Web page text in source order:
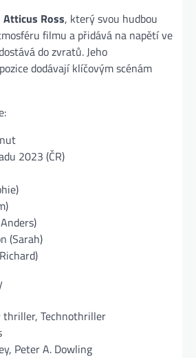
Atticus Ross, který svou hudbou
filmu a přidává na napětí ve
do zvratů. Jeho
dodávají klíčovým scénám
2023 (ČR)
(Sarah)
thriller, Technothriller
Peter A. Dowling